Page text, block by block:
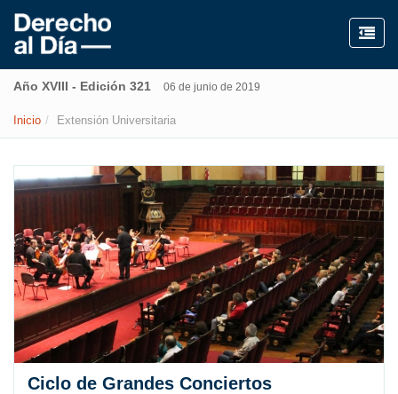
Año XVIII - Edición 321 06 de junio de 2019
Inicio Extensión Universitaria
Ciclo de Grandes Conciertos